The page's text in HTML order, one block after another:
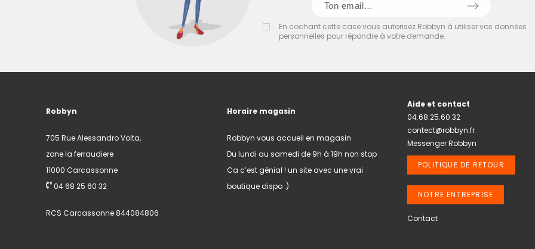
En cochant cette case vous autorisez Robbyn à utiliser vos données
personnelles pour répondre à votre demande.
Robbyn
705 Rue Alessandro Volta,
zone la ferraudiere
11000 Carcassonne
04 68 25 60 32
RCS Carcassonne 844084806
Horaire magasin
Robbyn vous accueil en magasin
Du lundi au samedi de 9h à 19h non stop
Ca c’est génial ! un site avec une vrai
boutique dispo :)
Aide et contact
04.68.25.60.32
contect@robbyn.fr
Messenger Robbyn
POLITIQUE DE RETOUR
NOTRE ENTREPRISE
Contact